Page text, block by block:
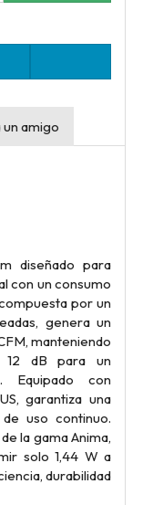
amigo
diseñado para
con un consumo
por un
genera un
manteniendo
dB para un
Equipado con
garantiza una
uso continuo.
la gama Anima,
solo 1,44 W a
durabilidad